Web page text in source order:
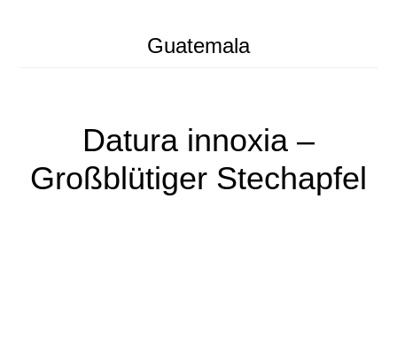
Guatemala
Datura innoxia –
Großblütiger Stechapfel